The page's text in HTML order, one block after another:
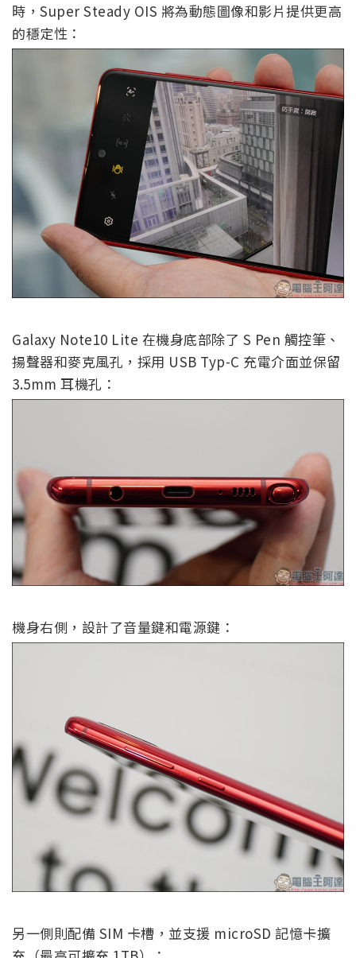
時，Super Steady OIS 將為動態圖像和影片提供更高
的穩定性：
Galaxy Note10 Lite 在機身底部除了 S Pen 觸控筆、
揚聲器和麥克風孔，採用 USB Typ-C 充電介面並保留
3.5mm 耳機孔：
機身右側，設計了音量鍵和電源鍵：
另一側則配備 SIM 卡槽，並支援 microSD 記憶卡擴